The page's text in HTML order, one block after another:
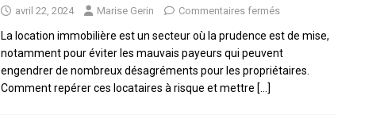
avril 22, 2024 Marise Gerin Commentaires fermés
La location immobilière est un secteur où la prudence est de mise,
notamment pour éviter les mauvais payeurs qui peuvent
engendrer de nombreux désagréments pour les propriétaires.
Comment repérer ces locataires à risque et mettre […]